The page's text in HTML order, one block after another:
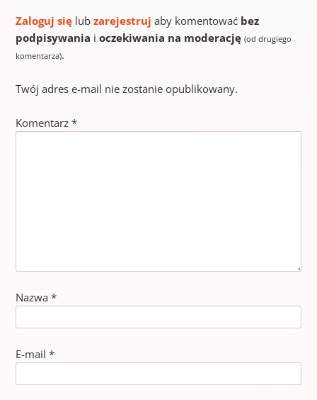
Zaloguj sięlub zarejestruj aby komentować bez
podpisywania i oczekiwania na moderację (od drugiego
komentarza).
Twój adres e-mail nie zostanie opublikowany.
Komentarz *
Nazwa *
E-mail *